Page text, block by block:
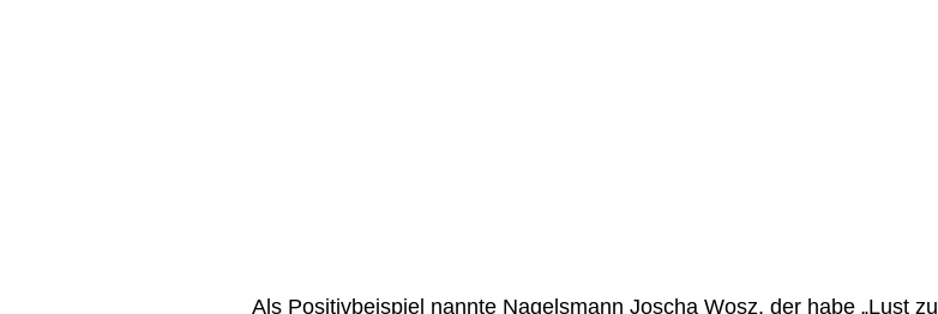
Als Positivbeispiel nannte Nagelsmann Joscha Wosz, der habe „Lust zu